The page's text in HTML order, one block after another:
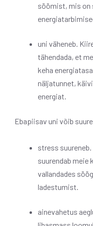
söömist, mis on
uni väheneb.
tähendada, et
keha
näljatunnet,
energiat.
Ebapiisav uni võib
stress
suurendab
vallandades
ladestumist.
ainevahetus